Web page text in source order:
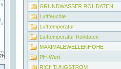
GRUNDWASSER ROHDATEN
Luftfeuchte
Lufttemperatur
Lufttemperatur Rohdaten
MAXIMALEWELLENHÖHE
PH-Wert
RICHTUNGSTROM